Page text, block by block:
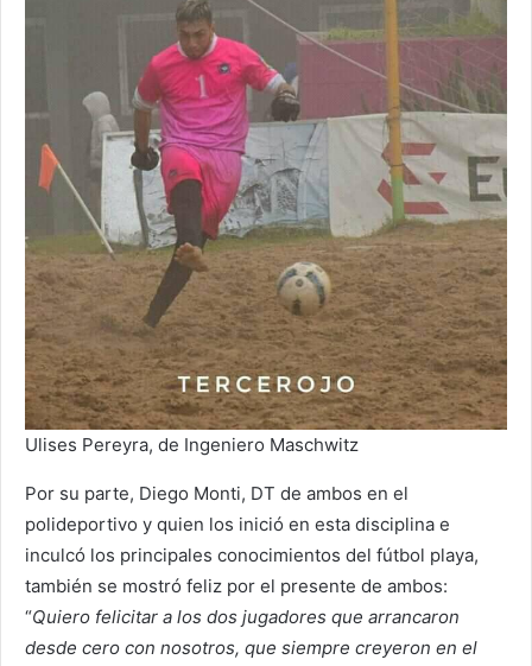
Ulises Pereyra, de Ingeniero Maschwitz
Por su parte, Diego Monti, DT de ambos en el
polideportivo y quien los inició en esta disciplina e
inculcó los principales conocimientos del fútbol playa,
también se mostró feliz por el presente de ambos:
“Quiero felicitar a los dos jugadores que arrancaron
desde cero con nosotros, que siempre creyeron en el